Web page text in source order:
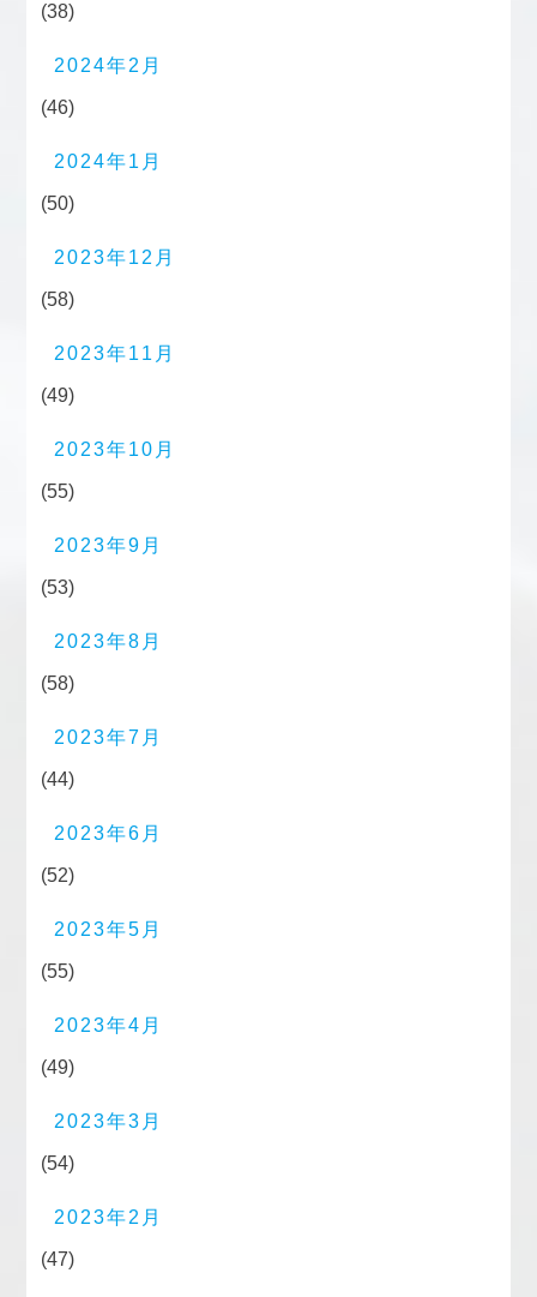
(38)
2024年2月
(46)
2024年1月
(50)
2023年12月
(58)
2023年11月
(49)
2023年10月
(55)
2023年9月
(53)
2023年8月
(58)
2023年7月
(44)
2023年6月
(52)
2023年5月
(55)
2023年4月
(49)
2023年3月
(54)
2023年2月
(47)